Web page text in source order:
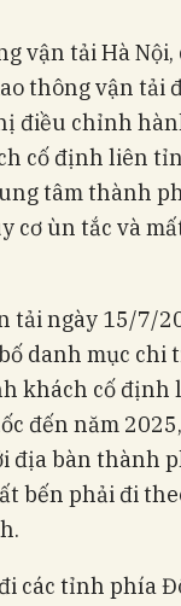
vận tải Hà
thông vận tải
điều chỉnh
cố định liên
tâm thành
cơ ùn tắc và
tải ngày 15/7/
danh mục chi
khách cố định
đến năm
địa bàn thành
bến phải đi
các tỉnh phía